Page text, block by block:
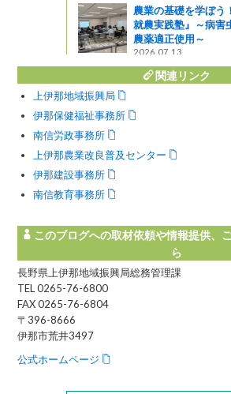
農業の基礎を学ぼう
就農実践塾』～病害
農薬適正使用～
2026.07.13
関連リンク
上伊那地域振興局
伊那保健福祉事務所
南信労政事務所
上伊那農業改良普及センター
伊那建設事務所
南信教育事務所
このブログへの取材依頼や情報提供、
ら
長野県上伊那地域振興局総務管理課
TEL 0265-76-6800
FAX 0265-76-6804
〒396-8666
伊那市荒井3497
公式ホームページ